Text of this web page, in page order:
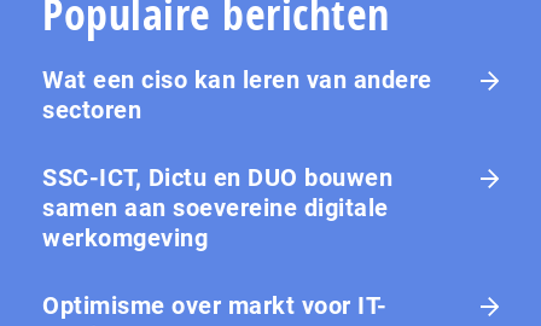
Populaire berichten
Wat een ciso kan leren van andere
sectoren
SSC-ICT, Dictu en DUO bouwen
samen aan soevereine digitale
werkomgeving
Optimisme over markt voor IT-